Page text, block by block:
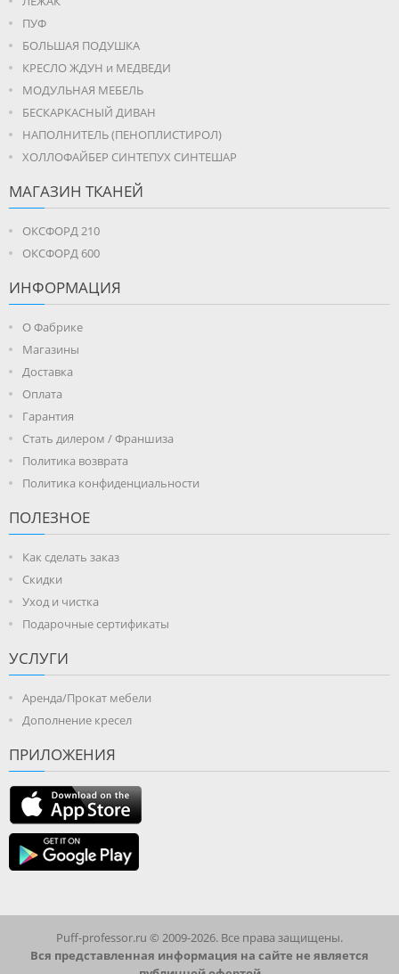
ПУФ
БОЛЬШАЯ ПОДУШКА
КРЕСЛО ЖДУН и МЕДВЕДИ
МОДУЛЬНАЯ МЕБЕЛЬ
БЕСКАРКАСНЫЙ ДИВАН
НАПОЛНИТЕЛЬ (ПЕНОПЛИСТИРОЛ)
ХОЛЛОФАЙБЕР СИНТЕПУХ СИНТЕШАР
МАГАЗИН ТКАНЕЙ
ОКСФОРД 210
ОКСФОРД 600
ИНФОРМАЦИЯ
О Фабрике
Магазины
Доставка
Оплата
Гарантия
Стать дилером / Франшиза
Политика возврата
Политика конфиденциальности
ПОЛЕЗНОЕ
Как сделать заказ
Скидки
Уход и чистка
Подарочные сертификаты
УСЛУГИ
Аренда/Прокат мебели
Дополнение кресел
ПРИЛОЖЕНИЯ
Puff-professor.ru © 2009-2026. Все права защищены.
Вся представленная информация на сайте не является